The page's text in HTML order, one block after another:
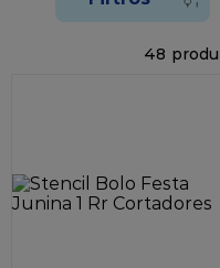
48
chocolate
9º
sacola